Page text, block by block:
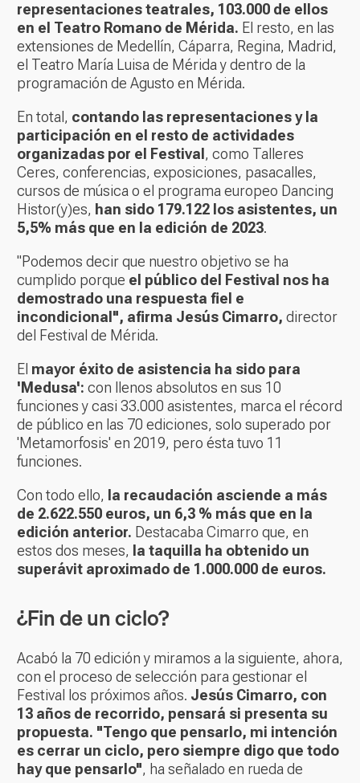
representaciones teatrales, 103.000 de ellos
en el Teatro Romano de Mérida. El resto, en las
extensiones de Medellín, Cáparra, Regina, Madrid,
el Teatro María Luisa de Mérida y dentro de la
programación de Agusto en Mérida.
En total, contando las representaciones y la
participación en el resto de actividades
organizadas por el Festival , como Talleres
Ceres, conferencias, exposiciones, pasacalles,
cursos de música o el programa europeo Dancing
Histor(y)es, han sido 179.122 los asistentes, un
5,5% más que en la edición de 2023.
"Podemos decir que nuestro objetivo se ha
cumplido porque el público del Festival nos ha
demostrado una respuesta fiel e
incondicional", afirma Jesús Cimarro, director
del Festival de Mérida.
El mayor éxito de asistencia ha sido para
'Medusa': con llenos absolutos en sus 10
funciones y casi 33.000 asistentes, marca el récord
de público en las 70 ediciones, solo superado por
'Metamorfosis' en 2019, pero ésta tuvo 11
funciones.
Con todo ello, la recaudación asciende a más
de 2.622.550 euros, un 6,3 % más que en la
edición anterior. Destacaba Cimarro que, en
estos dos meses, la taquilla ha obtenido un
superávit aproximado de 1.000.000 de euros.
¿Fin de un ciclo?
Acabó la 70 edición y miramos a la siguiente, ahora,
con el proceso de selección para gestionar el
Festival los próximos años. Jesús Cimarro, con
13 años de recorrido, pensará si presenta su
propuesta. "Tengo que pensarlo, mi intención
es cerrar un ciclo, pero siempre digo que todo
hay que pensarlo", ha señalado en rueda de